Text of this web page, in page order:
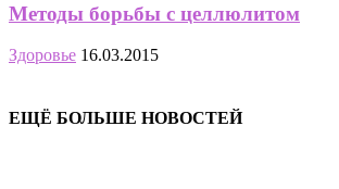
Методы борьбы с целлюлитом
Здоровье 16.03.2015
ЕЩЁ БОЛЬШЕ НОВОСТЕЙ